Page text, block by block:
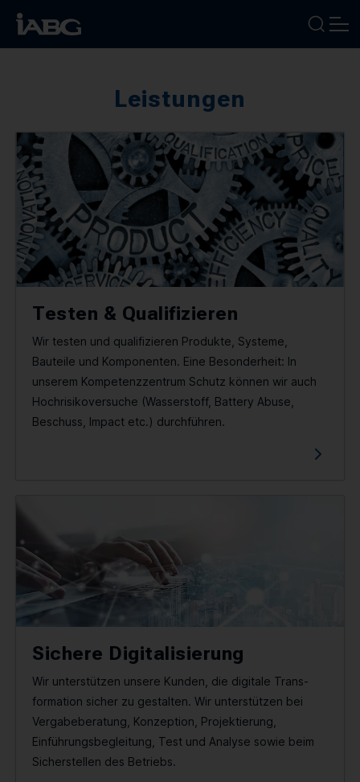
LEISTUNGEN
FOKUSTHEMEN
UNTERNEHMEN
KARRIERE
NEWS
KONTAKT
Leistungen
Testen & Qualifizieren
Wir testen und qualifizieren Produkte, Systeme,
Bauteile und Komponenten. Eine Besonderheit: In
unserem Kompetenzzentrum Schutz können wir auch
Hochrisikoversuche (Wasserstoff, Battery Abuse,
Beschuss, Impact etc.) durchführen.
Sichere Digitalisierung
Wir unterstützen unsere Kunden, die digitale Trans­
formation sicher zu gestalten. Wir unterstützen bei
Vergabe­beratung, Konzeption, Projektierung,
Einführungs­begleitung, Test und Analyse sowie beim
Sicher­stellen des Betriebs.